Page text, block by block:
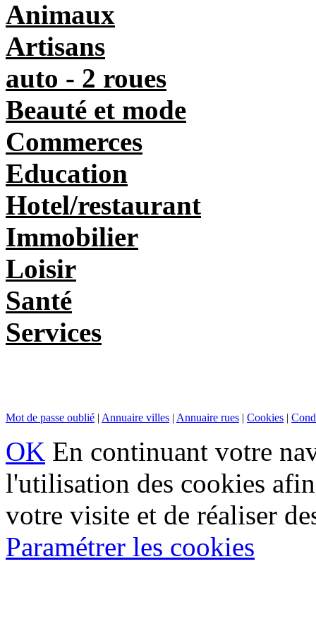
Animaux
Artisans
auto - 2 roues
Beauté et mode
Commerces
Education
Hotel/restaurant
Immobilier
Loisir
Santé
Services
Mot de passe oublié | Annuaire villes | Annuaire rues | Cookies |
OK En continuant votre
l'utilisation des cookies
votre visite et de réaliser
Paramétrer les cookies